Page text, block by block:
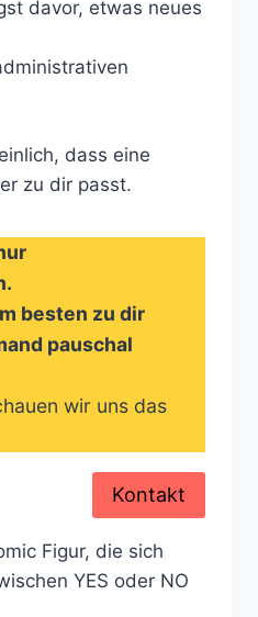
davor, etwas neues
dass eine
zu dir passt.
besten zu dir
pauschal
wir uns das
Kontakt